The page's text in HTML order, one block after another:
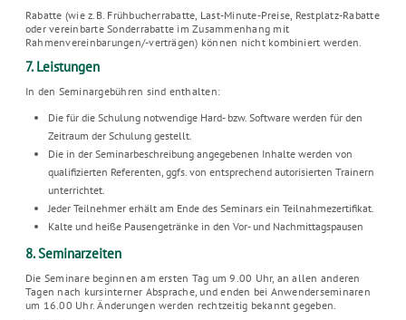
Rabatte (wie z.B. Frühbucherrabatte, Last-Minute-Preise, Restplatz-Rabatte
oder vereinbarte Sonderrabatte im Zusammenhang mit
Rahmenvereinbarungen/-verträgen) können nicht kombiniert werden.
7. Leistungen
In den Seminargebühren sind enthalten:
Die für die Schulung notwendige Hard- bzw. Software werden für den
Zeitraum der Schulung gestellt.
Die in der Seminarbeschreibung angegebenen Inhalte werden von
qualifizierten Referenten, ggfs. von entsprechend autorisierten Trainern
unterrichtet.
Jeder Teilnehmer erhält am Ende des Seminars ein Teilnahmezertifikat.
Kalte und heiße Pausengetränke in den Vor- und Nachmittagspausen
8. Seminarzeiten
Die Seminare beginnen am ersten Tag um 9.00 Uhr, an allen anderen
Tagen nach kursinterner Absprache, und enden bei Anwenderseminaren
um 16.00 Uhr. Änderungen werden rechtzeitig bekannt gegeben.